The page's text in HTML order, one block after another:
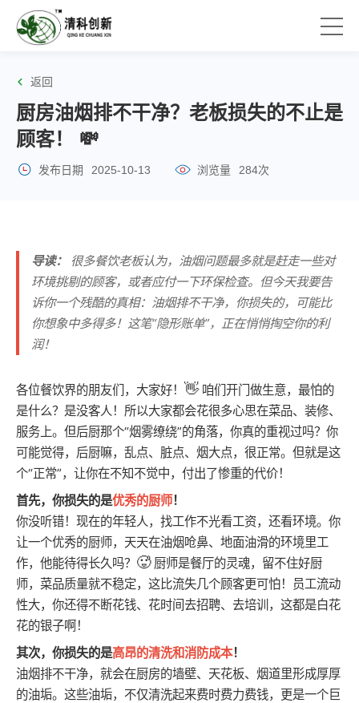
返回
厨房油烟排不干净？老板损失的不止是
顾客！ 💸
发布日期 2025-10-13 浏览量 284次
导读：
很多餐饮老板认为，油烟问题最多就是赶走一些对
环境挑剔的顾客，或者应付一下环保检查。但今天我要告
诉你一个残酷的真相：油烟排不干净，你损失的，可能比
你想象中多得多！这笔“隐形账单”，正在悄悄掏空你的利
润！
各位餐饮界的朋友们，大家好！ 👋咱们开门做生意，最怕的
是什么？是没客人！所以大家都会花很多心思在菜品、装修、
服务上。但后厨那个“烟雾缭绕”的角落，你真的重视过吗？你
可能觉得，后厨嘛，乱点、脏点、烟大点，很正常。但就是这
个“正常”，让你在不知不觉中，付出了惨重的代价！
首先，你损失的是优秀的厨师！
你没听错！现在的年轻人，找工作不光看工资，还看环境。你
让一个优秀的厨师，天天在油烟呛鼻、地面油滑的环境里工
作，他能待得长久吗？ 🥵厨师是餐厅的灵魂，留不住好厨
师，菜品质量就不稳定，这比流失几个顾客更可怕！员工流动
性大，你还得不断花钱、花时间去招聘、去培训，这都是白花
花的银子啊！
其次，你损失的是高昂的清洗和消防成本！
油烟排不干净，就会在厨房的墙壁、天花板、烟道里形成厚厚
的油垢。这些油垢，不仅清洗起来费时费力费钱，更是一个巨